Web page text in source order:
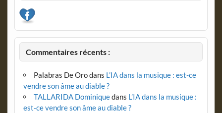
Commentaires récents :
Palabras De Orodans L’IA dans la musique : est-ce
vendre son âme au diable ?
TALLARIDA Dominiquedans L’IA dans la musique :
est-ce vendre son âme au diable ?